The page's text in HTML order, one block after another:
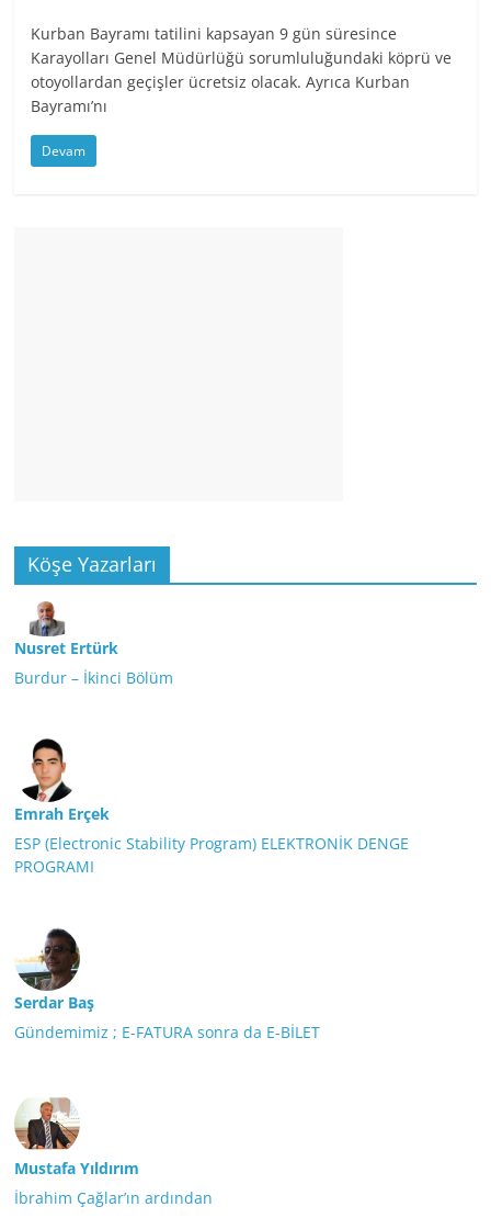
Kurban Bayramı tatilini kapsayan 9 gün süresince
Karayolları Genel Müdürlüğü sorumluluğundaki köprü ve
otoyollardan geçişler ücretsiz olacak. Ayrıca Kurban
Bayramı’nı
Devam
Köşe Yazarları
Nusret Ertürk
Burdur – İkinci Bölüm
Emrah Erçek
ESP (Electronic Stability Program) ELEKTRONİK DENGE
PROGRAMI
Serdar Baş
Gündemimiz ; E-FATURA sonra da E-BİLET
Mustafa Yıldırım
İbrahim Çağlar’ın ardından